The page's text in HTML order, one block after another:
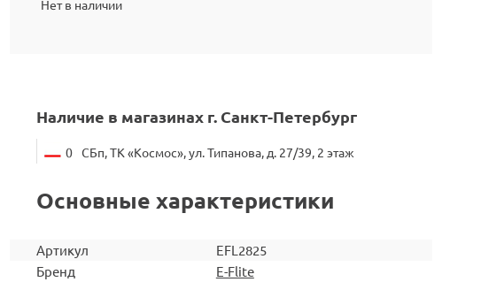
Нет в наличии
Наличие в магазинах г. Санкт-Петербург
0 СБп, ТК «Космос», ул. Типанова, д. 27/39, 2 этаж
Основные характеристики
Артикул
EFL2825
Бренд
E-Flite